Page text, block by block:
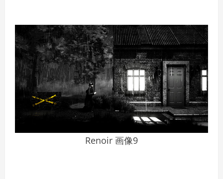
Renoir 画像9